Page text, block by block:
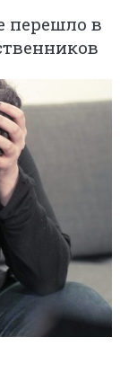
перешло в